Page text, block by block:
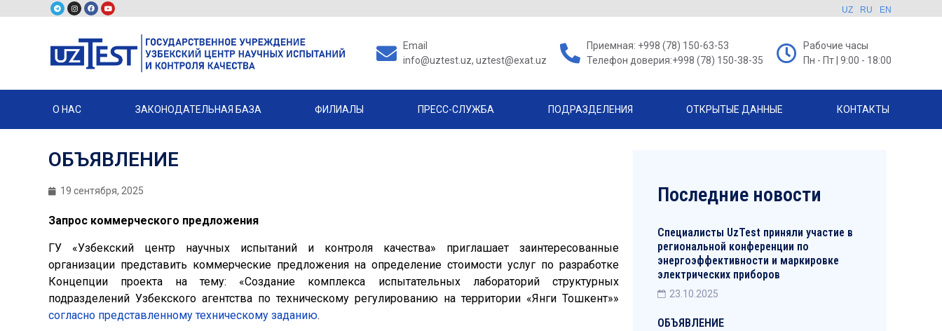
UZ RU EN
Email
info@uztest.uz, uztest@exat.uz
Приемная: +998 (78) 150-63-53
Телефон доверия:+998 (78) 150-38-35
Рабочие часы
Пн - Пт | 9:00 - 18:00
О НАС ЗАКОНОДАТЕЛЬНАЯ БАЗА ФИЛИАЛЫ ПРЕСС-СЛУЖБА ПОДРАЗДЕЛЕНИЯ ОТКРЫТЫЕ ДАННЫЕ КОНТАКТЫ
ОБЪЯВЛЕНИЕ
19 сентября, 2025
Запрос коммерческого предложения
ГУ «Узбекский центр научных испытаний и контроля качества» приглашает заинтересованные
организации представить коммерческие предложения на определение стоимости услуг по разработке
Концепции проекта на тему: «Создание комплекса испытательных лабораторий структурных
подразделений Узбекского агентства по техническому регулированию на территории «Янги Тошкент»»
согласно представленному техническому заданию.
Последние новости
Специалисты UzTest приняли участие в
региональной конференции по
энергоэффективности и маркировке
электрических приборов
23.10.2025
ОБЪЯВЛЕНИЕ